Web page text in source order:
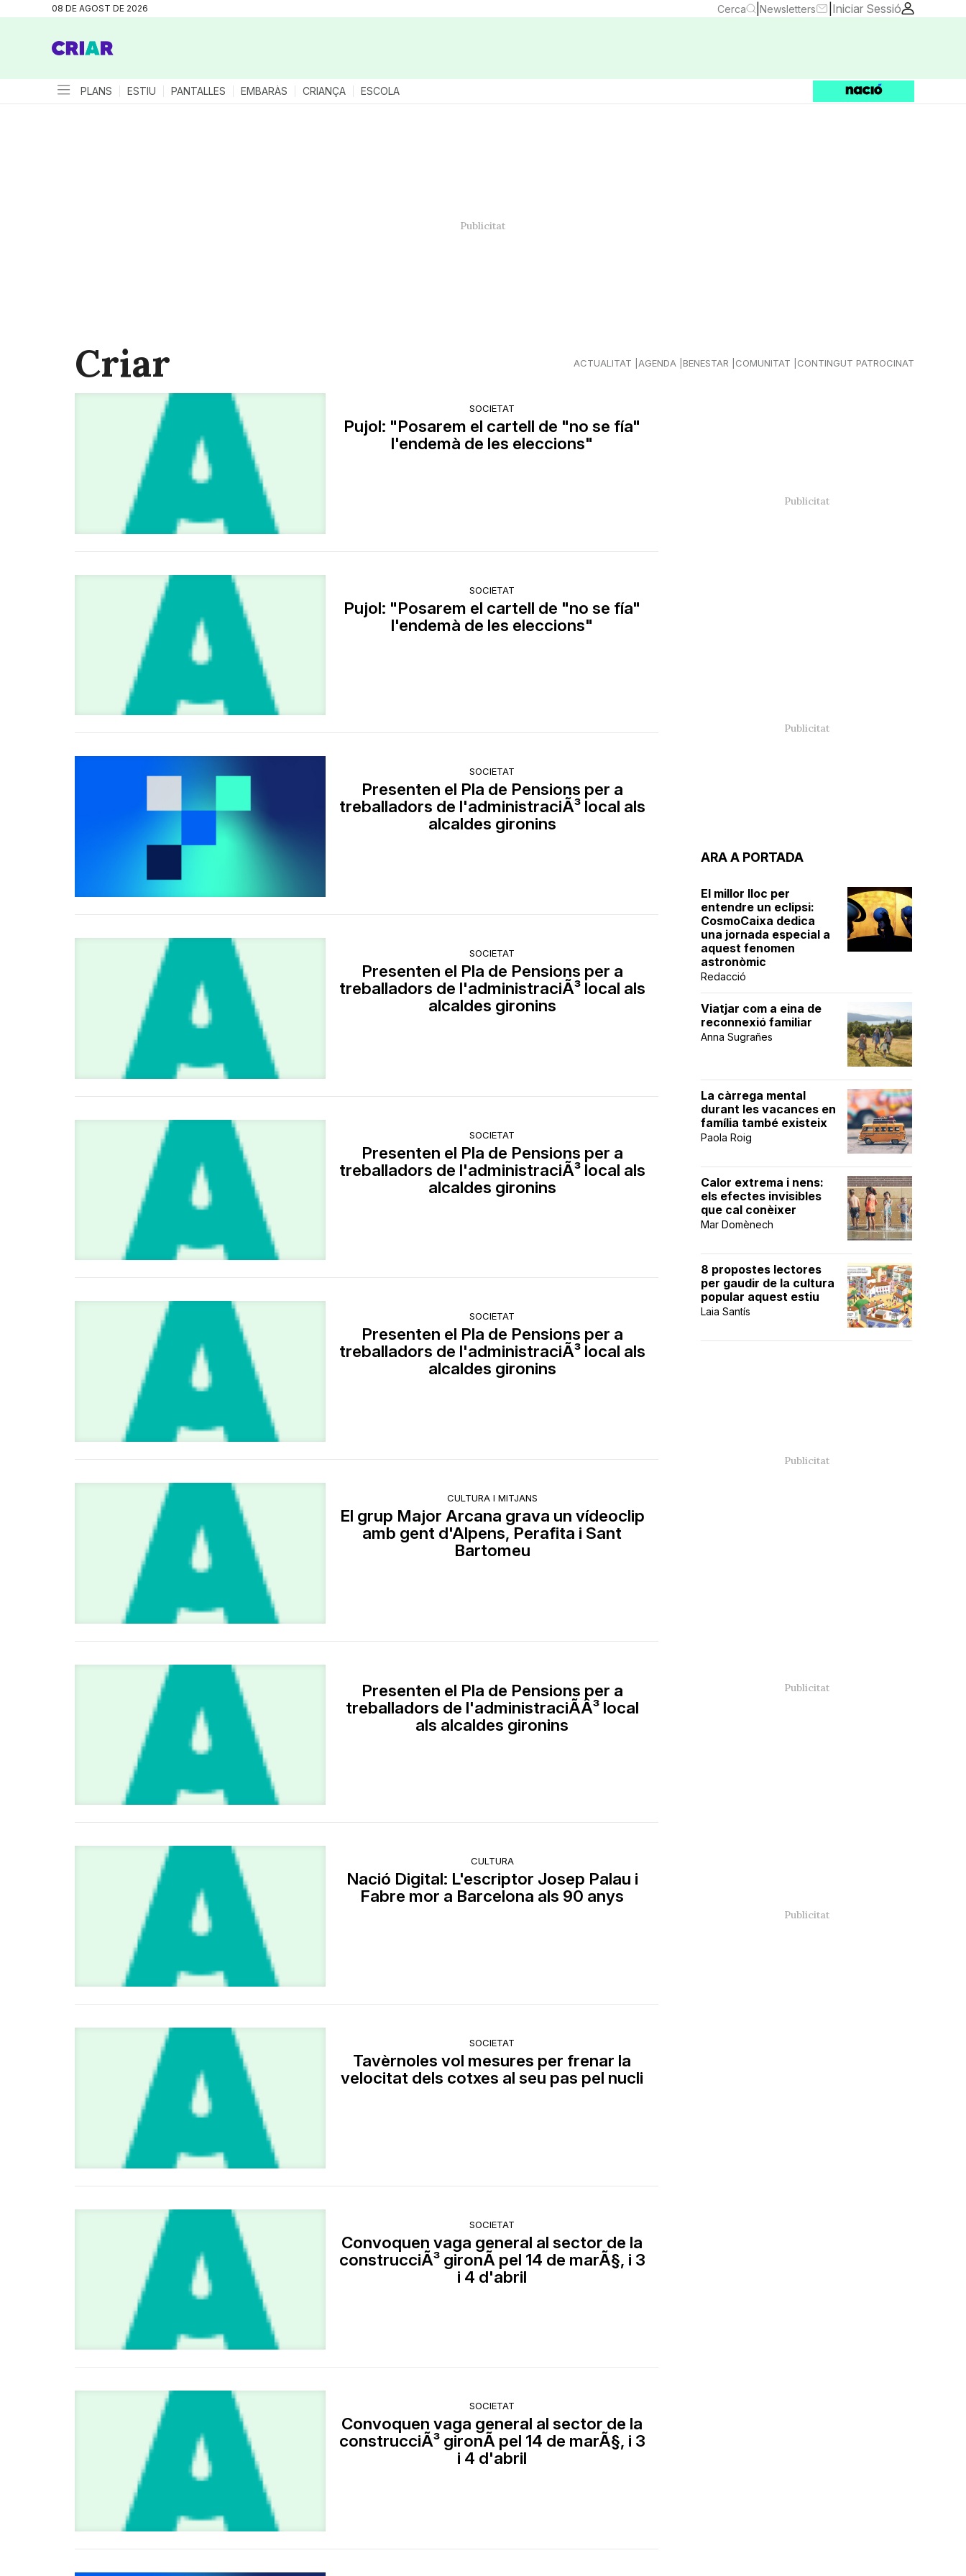
08 DE AGOST DE 2026 Cerca Newsletters Iniciar Sessió
PLANS ESTIU PANTALLES EMBARÀS CRIANÇA ESCOLA
Criar ACTUALITAT AGENDA BENESTAR COMUNITAT CONTINGUT PATROCINAT
SOCIETAT
Pujol: "Posarem el cartell de "no se fía"
l'endemà de les eleccions"
SOCIETAT
Pujol: "Posarem el cartell de "no se fía"
l'endemà de les eleccions"
SOCIETAT
Presenten el Pla de Pensions per a
treballadors de l'administraciÃ³ local als
alcaldes gironins
SOCIETAT
Presenten el Pla de Pensions per a
treballadors de l'administraciÃ³ local als
alcaldes gironins
SOCIETAT
Presenten el Pla de Pensions per a
treballadors de l'administraciÃ³ local als
alcaldes gironins
SOCIETAT
Presenten el Pla de Pensions per a
treballadors de l'administraciÃ³ local als
alcaldes gironins
CULTURA I MITJANS
El grup Major Arcana grava un vídeoclip
amb gent d'Alpens, Perafita i Sant
Bartomeu
Presenten el Pla de Pensions per a
treballadors de l'administraciÃÂ³ local
als alcaldes gironins
CULTURA
Nació Digital: L'escriptor Josep Palau i
Fabre mor a Barcelona als 90 anys
SOCIETAT
Tavèrnoles vol mesures per frenar la
velocitat dels cotxes al seu pas pel nucli
SOCIETAT
Convoquen vaga general al sector de la
construcciÃ³ gironÃ­ pel 14 de marÃ§, i 3
i 4 d'abril
SOCIETAT
Convoquen vaga general al sector de la
construcciÃ³ gironÃ­ pel 14 de marÃ§, i 3
i 4 d'abril
ARA A PORTADA
El millor lloc per
entendre un eclipsi:
CosmoCaixa dedica
una jornada especial a
aquest fenomen
astronòmic
Redacció
Viatjar com a eina de
reconnexió familiar
Anna Sugrañes
La càrrega mental
durant les vacances en
família també existeix
Paola Roig
Calor extrema i nens:
els efectes invisibles
que cal conèixer
Mar Domènech
8 propostes lectores
per gaudir de la cultura
popular aquest estiu
Laia Santís